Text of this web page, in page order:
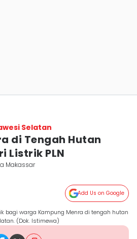
Selatan
di Tengah Hutan
Listrik PLN
Makassar
Add Us on Google
bagi warga Kampung Menra di tengah hutan
(Dok. Istimewa)